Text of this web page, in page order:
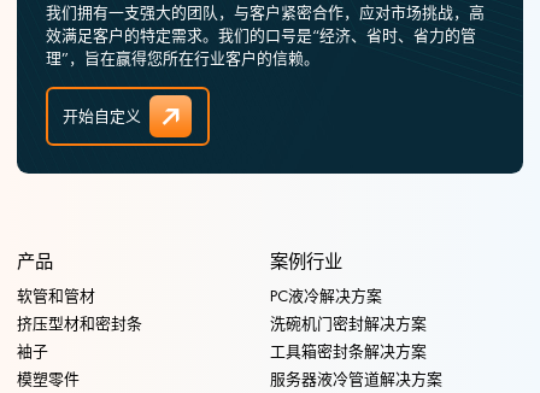
我们拥有一支强大的团队，与客户紧密合作，应对市场挑战，高
效满足客户的特定需求。我们的口号是“经济、省时、省力的管
理”，旨在赢得您所在行业客户的信赖。
开始自定义
产品
软管和管材
挤压型材和密封条
袖子
模塑零件
案例行业
PC液冷解决方案
洗碗机门密封解决方案
工具箱密封条解决方案
服务器液冷管道解决方案